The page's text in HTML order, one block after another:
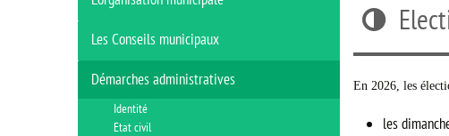
En 2026, les
les
Les Conseils municipaux
Démarches administratives
Identité
Etat civil